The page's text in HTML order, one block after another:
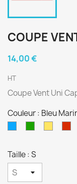
COUPE
14,00 €
HT
Coupe Vent Uni
Couleur : Bleu
Taille : S